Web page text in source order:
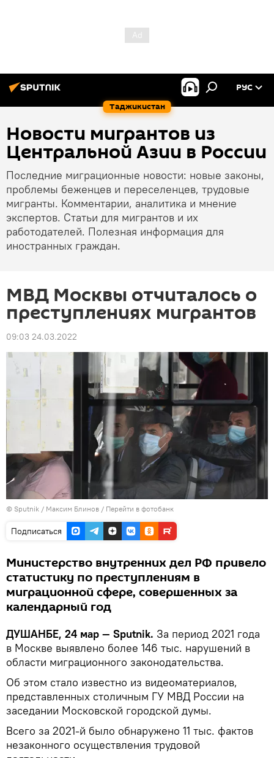
Таджикистан
РУС
Новости мигрантов из
Центральной Азии в России
Последние миграционные новости: новые законы,
проблемы беженцев и переселенцев, трудовые
мигранты. Комментарии, аналитика и мнение
экспертов. Статьи для мигрантов и их
работодателей. Полезная информация для
иностранных граждан.
МВД Москвы отчиталось о
преступлениях мигрантов
09:03 24.03.2022
© Sputnik / Максим Блинов / Перейти в фотобанк
Подписаться
Министерство внутренних дел РФ привело
статистику по преступлениям в
миграционной сфере, совершенных за
календарный год
ДУШАНБЕ, 24 мар — Sputnik. За период 2021 года
в Москве выявлено более 146 тыс. нарушений в
области миграционного законодательства.
Об этом стало известно из видеоматериалов,
представленных столичным ГУ МВД России на
заседании Московской городской думы.
Всего за 2021-й было обнаружено 11 тыс. фактов
незаконного осуществления трудовой